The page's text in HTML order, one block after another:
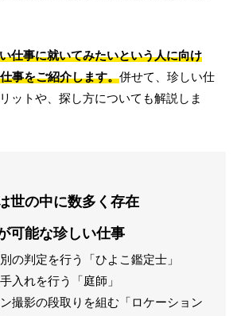
仕事に就いてみたいという人に向け
事をご紹介します。併せて、珍しい仕
ットや、探し方についても解説しま
世の中に数多く存在
可能な珍しい仕事
の判定を行う「ひよこ鑑定士」
入れを行う「庭師」
撮影の段取りを組む「ロケーション